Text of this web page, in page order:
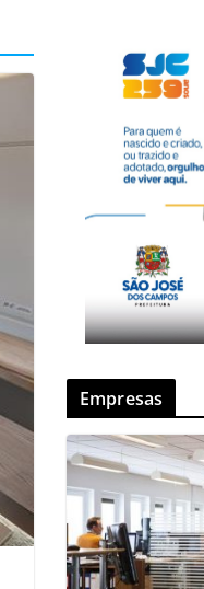
Empresas